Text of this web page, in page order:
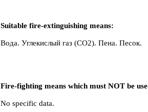
Suitable fire-extinguishing means:
Вода. Углекислый газ (CO2). Пена. Песок.
Fire-fighting means which must NOT be
No specific data.